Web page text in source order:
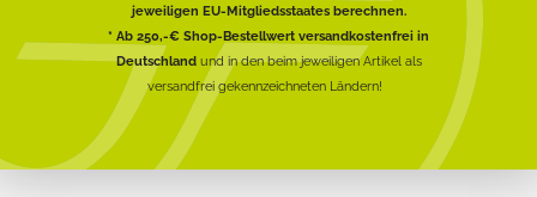
jeweiligen EU-Mitgliedsstaates berechnen.
* Ab 250,-€ Shop-Bestellwert versandkostenfrei in
Deutschlandund in den beim jeweiligen Artikel als
versandfrei gekennzeichneten Ländern!